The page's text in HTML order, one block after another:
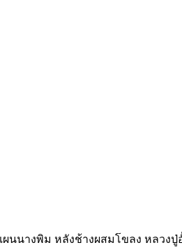
นางพิม หลังช้างผสมโขลง หลวงปู่